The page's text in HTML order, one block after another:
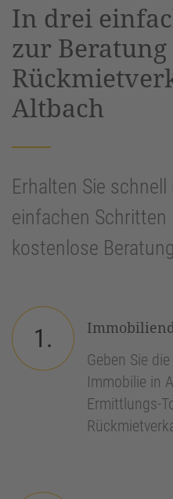
Management
In drei
zur
Altbach
Erhalten Sie
einfachen Schritten
kostenlose
1.
Geben Sie
Immobilie in
Ermittlungs-